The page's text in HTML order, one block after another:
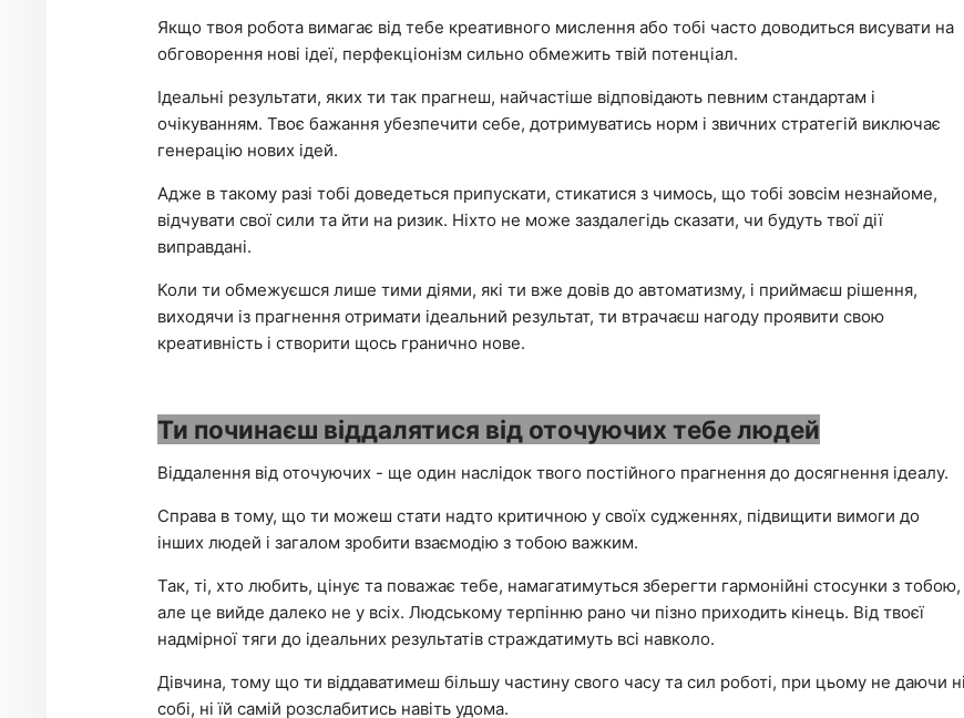
Якщо твоя робота вимагає від тебе креативного мислення або тобі часто доводиться висувати на
обговорення нові ідеї, перфекціонізм сильно обмежить твій потенціал.
Ідеальні результати, яких ти так прагнеш, найчастіше відповідають певним стандартам і
очікуванням. Твоє бажання убезпечити себе, дотримуватись норм і звичних стратегій виключає
генерацію нових ідей.
Адже в такому разі тобі доведеться припускати, стикатися з чимось, що тобі зовсім незнайоме,
відчувати свої сили та йти на ризик. Ніхто не може заздалегідь сказати, чи будуть твої дії
виправдані.
Коли ти обмежуєшся лише тими діями, які ти вже довів до автоматизму, і приймаєш рішення,
виходячи із прагнення отримати ідеальний результат, ти втрачаєш нагоду проявити свою
креативність і створити щось гранично нове.
Ти починаєш віддалятися від оточуючих тебе людей
Віддалення від оточуючих - ще один наслідок твого постійного прагнення до досягнення ідеалу.
Справа в тому, що ти можеш стати надто критичною у своїх судженнях, підвищити вимоги до
інших людей і загалом зробити взаємодію з тобою важким.
Так, ті, хто любить, цінує та поважає тебе, намагатимуться зберегти гармонійні стосунки з тобою,
але це вийде далеко не у всіх. Людському терпінню рано чи пізно приходить кінець. Від твоєї
надмірної тяги до ідеальних результатів страждатимуть всі навколо.
Дівчина, тому що ти віддаватимеш більшу частину свого часу та сил роботі, при цьому не даючи ні
собі, ні їй самій розслабитись навіть удома.